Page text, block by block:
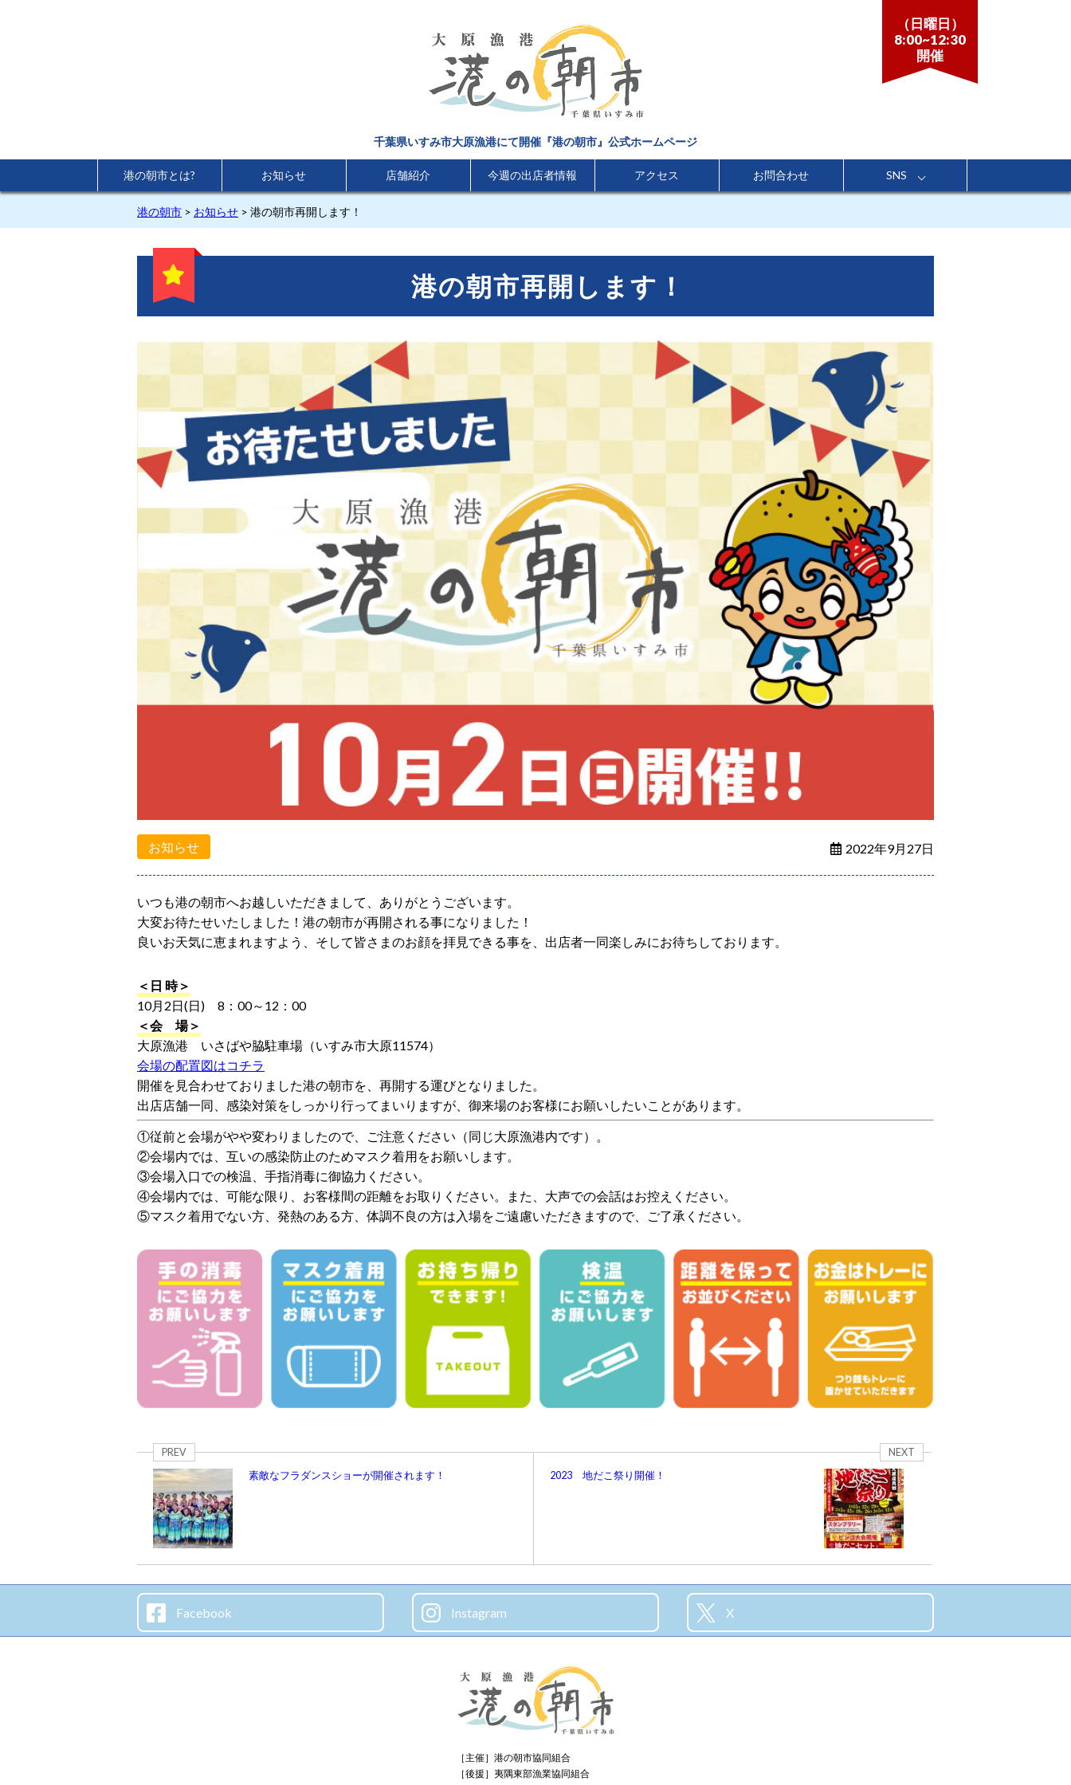
千葉県いすみ市大原漁港にて開催『港の朝市』公式ホームページ
（日曜日）
8:00~12:30
開催
港の朝市とは? お知らせ 店舗紹介 今週の出店者情報 アクセス お問合わせ SNS
港の朝市 > お知らせ > 港の朝市再開します！
港の朝市再開します！
お知らせ 2022年9月27日
いつも港の朝市へお越しいただきまして、ありがとうございます。
大変お待たせいたしました！港の朝市が再開される事になりました！
良いお天気に恵まれますよう、そして皆さまのお顔を拝見できる事を、出店者一同楽しみにお待ちしております。
＜日 時＞
10月2日(日) 8：00～12：00
＜会 場＞
大原漁港 いさばや脇駐車場（いすみ市大原11574）
会場の配置図はコチラ
開催を見合わせておりました港の朝市を、再開する運びとなりました。
出店店舗一同、感染対策をしっかり行ってまいりますが、御来場のお客様にお願いしたいことがあります。
①従前と会場がやや変わりましたので、ご注意ください（同じ大原漁港内です）。
②会場内では、互いの感染防止のためマスク着用をお願いします。
③会場入口での検温、手指消毒に御協力ください。
④会場内では、可能な限り、お客様間の距離をお取りください。また、大声での会話はお控えください。
⑤マスク着用でない方、発熱のある方、体調不良の方は入場をご遠慮いただきますので、ご了承ください。
PREV
素敵なフラダンスショーが開催されます！
NEXT
2023 地だこ祭り開催！
Facebook Instagram X
［主催］ 港の朝市協同組合
［後援］ 夷隅東部漁業協同組合